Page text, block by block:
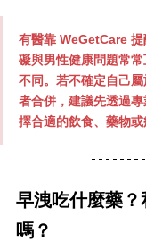
有醫靠 WeGetCare 提
礙與男性健康問題常
不同。若不確定自己
者合併，建議先透過
擇合適的飲食、藥物或
早洩吃什麼藥
嗎？